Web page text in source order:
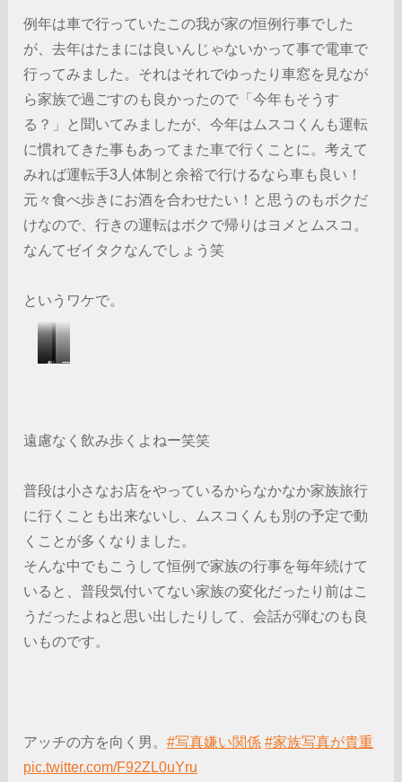
例年は車で行っていたこの我が家の恒例行事でした
が、去年はたまには良いんじゃないかって事で電車で
行ってみました。それはそれでゆったり車窓を見なが
ら家族で過ごすのも良かったので「今年もそうす
る？」と聞いてみましたが、今年はムスコくんも運転
に慣れてきた事もあってまた車で行くことに。考えて
みれば運転手3人体制と余裕で行けるなら車も良い！
元々食べ歩きにお酒を合わせたい！と思うのもボクだ
けなので、行きの運転はボクで帰りはヨメとムスコ。
なんてゼイタクなんでしょう笑
というワケで。
生
飲
セ
ト
ア
の
飯
遠慮なく飲み歩くよねー笑笑
普段は小さなお店をやっているからなかなか家族旅行
に行くことも出来ないし、ムスコくんも別の予定で動
くことが多くなりました。
そんな中でもこうして恒例で家族の行事を毎年続けて
いると、普段気付いてない家族の変化だったり前はこ
うだったよねと思い出したりして、会話が弾むのも良
いものです。
アッチの方を向く男。#写真嫌い関係 #家族写真が貴重
pic.twitter.com/F92ZL0uYru